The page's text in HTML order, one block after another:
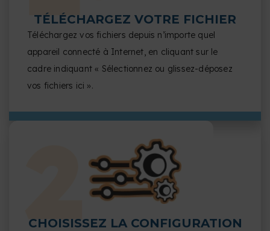
TÉLÉCHARGEZ VOTRE FICHIER
Téléchargez vos fichiers depuis n’importe quel
appareil connecté à Internet, en cliquant sur le
cadre indiquant « Sélectionnez ou glissez-déposez
vos fichiers ici ».
CHOISISSEZ LA CONFIGURATION